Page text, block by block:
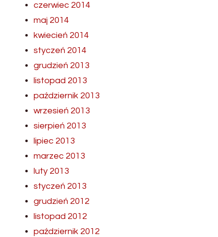
czerwiec 2014
maj 2014
kwiecień 2014
styczeń 2014
grudzień 2013
listopad 2013
październik 2013
wrzesień 2013
sierpień 2013
lipiec 2013
marzec 2013
luty 2013
styczeń 2013
grudzień 2012
listopad 2012
październik 2012